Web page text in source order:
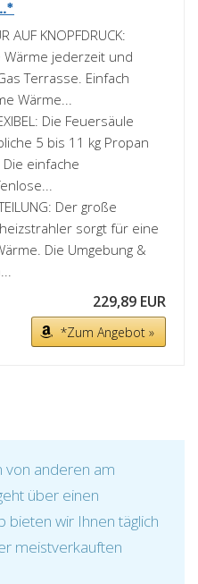
AUF KNOPFDRUCK:
Wärme jederzeit und
Terrasse. Einfach
Wärme...
Die Feuersäule
5 bis 11 kg Propan
einfache
Der große
sorgt für eine
Die Umgebung &
229,89 EUR
*Zum Angebot »
von anderen am
über einen
bieten wir Ihnen täglich
meistverkauften